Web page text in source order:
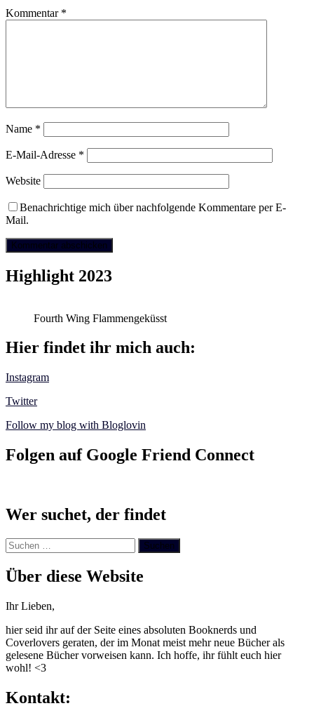
Kommentar *
Name *
E-Mail-Adresse *
Website
Benachrichtige mich über nachfolgende Kommentare per E-
Mail.
Highlight 2023
Fourth Wing Flammengeküsst
Hier findet ihr mich auch:
Instagram
Twitter
Follow my blog with Bloglovin
Folgen auf Google Friend Connect
Wer suchet, der findet
Suchen
nach:
Über diese Website
Ihr Lieben,
hier seid ihr auf der Seite eines absoluten Booknerds und
Coverlovers geraten, der im Monat meist mehr neue Bücher als
gelesene Bücher vorweisen kann. Ich hoffe, ihr fühlt euch hier
wohl! <3
Kontakt: